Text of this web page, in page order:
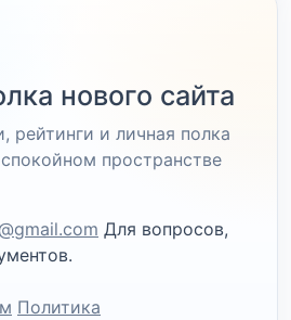
нового сайта
рейтинги и личная полка
пространстве
Для вопросов,
Политика